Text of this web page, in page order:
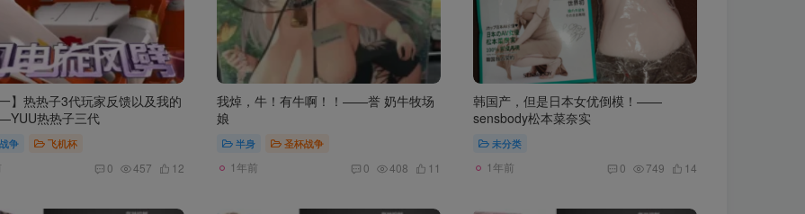
一】热热子3代玩家反馈以及我的
热热子三代
争 飞机杯
0 457 12
我焯，牛！有牛啊！！——誉 奶牛牧场
娘
半身 圣杯战争
1年前 0 408 11
韩国产，但是日本女优倒模！——
sensbody松本菜奈实
未分类
1年前 0 749 14